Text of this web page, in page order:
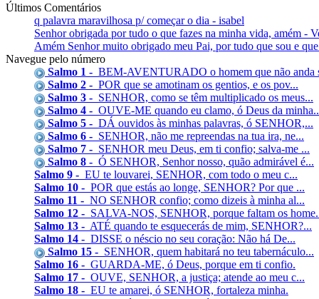
Últimos Comentários
q palavra maravilhosa p/ começar o dia - isabel
Senhor obrigada por tudo o que fazes na minha vida, amém -
Amém Senhor muito obrigado meu Pai, por tudo que sou e
Navegue pelo número
Salmo 1 - BEM-AVENTURADO o homem que não anda
Salmo 2 - POR que se amotinam os gentios, e os pov...
Salmo 3 - SENHOR, como se têm multiplicado os meus...
Salmo 4 - OUVE-ME quando eu clamo, ó Deus da
Salmo 5 - DÁ ouvidos às minhas palavras, ó SENHOR,...
Salmo 6 - SENHOR, não me repreendas na tua ira, ne...
Salmo 7 - SENHOR meu Deus, em ti confio; salva-me ...
Salmo 8 - Ó SENHOR, Senhor nosso, quão admirável é...
Salmo 9 - EU te louvarei, SENHOR, com todo o meu c...
Salmo 10 - POR que estás ao longe, SENHOR? Por que ...
Salmo 11 - NO SENHOR confio; como dizeis à minha al...
Salmo 12 - SALVA-NOS, SENHOR, porque faltam os
Salmo 13 - ATÉ quando te esquecerás de mim, SENHOR?...
Salmo 14 - DISSE o néscio no seu coração: Não há De...
Salmo 15 - SENHOR, quem habitará no teu tabernáculo...
Salmo 16 - GUARDA-ME, ó Deus, porque em ti confio.
Salmo 17 - OUVE, SENHOR, a justiça; atende ao meu c...
Salmo 18 - EU te amarei, ó SENHOR, fortaleza minha.